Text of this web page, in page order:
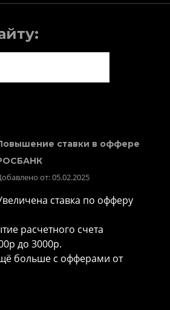
ставки в оффере
от: 05.02.2025
ставка по офферу
расчетного счета
до 3000р.
больше с офферами от